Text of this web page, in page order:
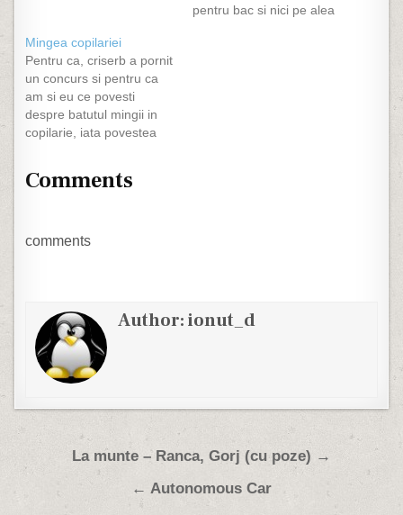
pentru bac si nici pe alea
Mingea copilariei
Pentru ca, criserb a pornit
un concurs si pentru ca
am si eu ce povesti
despre batutul mingii in
copilarie, iata povestea
generatie ce a avut parte
daca aceasta ar exista,…
Comments
comments
Author:ionut_d
Post navigation
La munte – Ranca, Gorj (cu poze) →
← Autonomous Car